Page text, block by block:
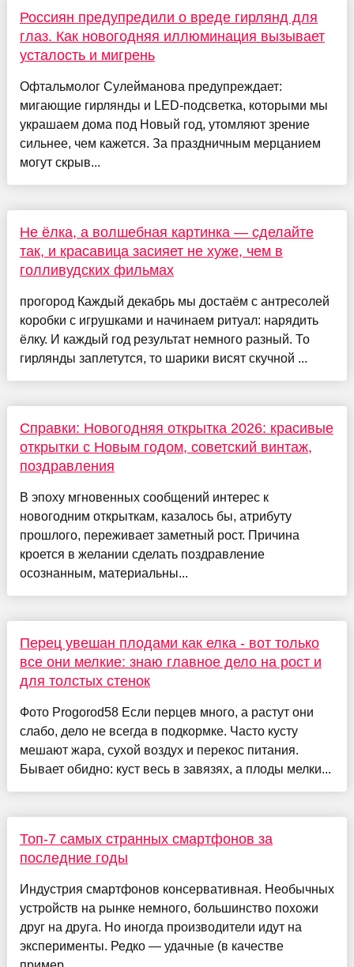
Россиян предупредили о вреде гирлянд для
глаз. Как новогодняя иллюминация вызывает
усталость и мигрень
Офтальмолог Сулейманова предупреждает:
мигающие гирлянды и LED-подсветка, которыми мы
украшаем дома под Новый год, утомляют зрение
сильнее, чем кажется. За праздничным мерцанием
могут скрыв...
Не ёлка, а волшебная картинка — сделайте
так, и красавица засияет не хуже, чем в
голливудских фильмах
прогород Каждый декабрь мы достаём с антресолей
коробки с игрушками и начинаем ритуал: нарядить
ёлку. И каждый год результат немного разный. То
гирлянды заплетутся, то шарики висят скучной ...
Справки: Новогодняя открытка 2026: красивые
открытки с Новым годом, советский винтаж,
поздравления
В эпоху мгновенных сообщений интерес к
новогодним открыткам, казалось бы, атрибуту
прошлого, переживает заметный рост. Причина
кроется в желании сделать поздравление
осознанным, материальны...
Перец увешан плодами как елка - вот только
все они мелкие: знаю главное дело на рост и
для толстых стенок
Фото Progorod58 Если перцев много, а растут они
слабо, дело не всегда в подкормке. Часто кусту
мешают жара, сухой воздух и перекос питания.
Бывает обидно: куст весь в завязях, а плоды мелки...
Топ-7 самых странных смартфонов за
последние годы
Индустрия смартфонов консервативная. Необычных
устройств на рынке немного, большинство похожи
друг на друга. Но иногда производители идут на
эксперименты. Редко — удачные (в качестве